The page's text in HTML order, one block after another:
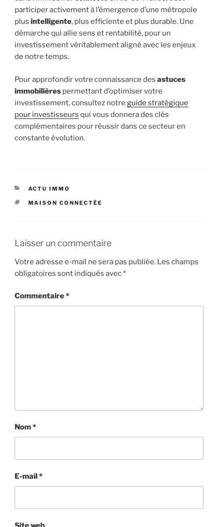
participer activement à l’émergence d’une métropole
plus intelligente, plus efficiente et plus durable. Une
démarche qui allie sens et rentabilité, pour un
investissement véritablement aligné avec les enjeux
de notre temps.
Pour approfondir votre connaissance des astuces
immobilières permettant d’optimiser votre
investissement, consultez notre guide stratégique
pour investisseurs qui vous donnera des clés
complémentaires pour réussir dans ce secteur en
constante évolution.
CATÉGORIES
ACTU IMMO
ÉTIQUETTES
MAISON CONNECTÉE
Laisser un commentaire
Votre adresse e-mail ne sera pas publiée. Les champs
obligatoires sont indiqués avec*
Commentaire*
Nom*
E-mail*